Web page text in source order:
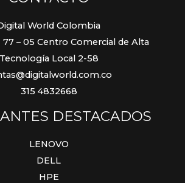
World Colombia
77 – 05 Centro Comercial de Alta
Tecnología Local 2-58
315 4832668
DESTACADOS
LENOVO
DELL
HPE